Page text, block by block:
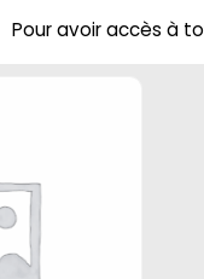
Pour avoir accès à